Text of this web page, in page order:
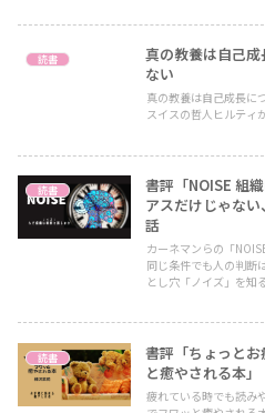
読書
真の教養は自己
ない
真の教養は自己成長に
スイスの哲人ヒルティ
読書
書評「NOISE 組
アスだけじゃな
話
カーネマンらの「
同じ条件でも人の判
とし穴「ノイズ」を知
読書
書評「ちょっと
と癒やされる本」
疲れている時でも読み